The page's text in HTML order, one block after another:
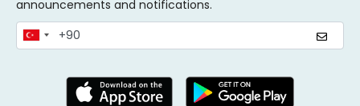
announcements and notifications.